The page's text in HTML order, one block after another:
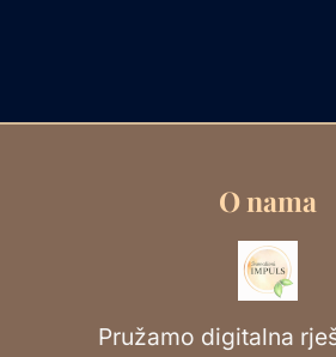
O nama
Pružamo digitalna